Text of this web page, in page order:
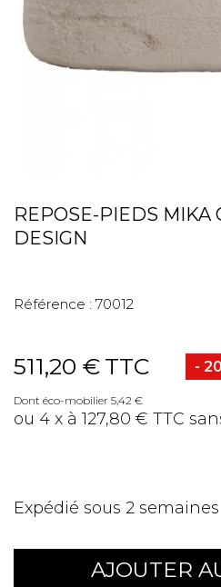
REPOSE-PIEDS MIKA
DESIGN
Référence : 70012
511,20 € TTC -
Dont éco-mobilier 5,42 €
ou 4 x à 127,80 € TTC
Expédié sous 2 semaines
AJOUTER